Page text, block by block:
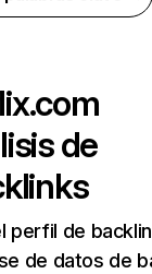
de
perfil de
de datos de